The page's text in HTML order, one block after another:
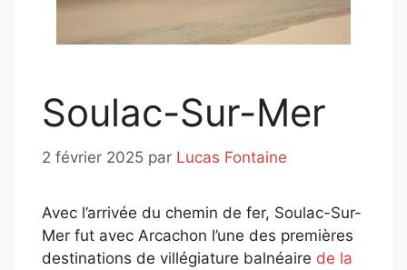
Soulac-Sur-Mer
2 février 2025 par Lucas Fontaine
Avec l’arrivée du chemin de fer, Soulac-Sur-
Mer fut avec Arcachon l’une des premières
destinations de villégiature balnéaire de la